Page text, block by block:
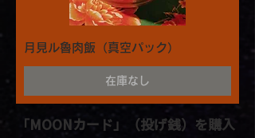
月見ル魯肉飯（真空パック）
在庫なし
「MOONカード」
（投げ銭）を購入